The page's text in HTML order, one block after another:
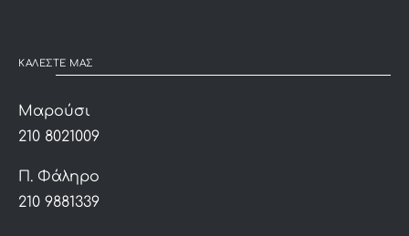
ΚΑΛΕΣΤΕ ΜΑΣ
Μαρούσι
210 8021009
Π. Φάληρο
210 9881339